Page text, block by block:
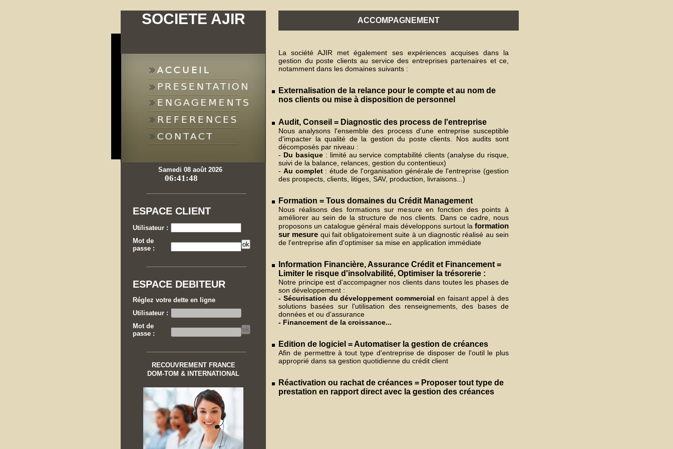
SOCIETE AJIR ACCOMPAGNEMENT
La société AJIR met également ses expériences acquises dans la
gestion du poste clients au service des entreprises partenaires et ce,
notamment dans les domaines suivants :
Externalisation de la relance pour le compte et au nom de
nos clients ou mise à disposition de personnel
Audit, Conseil = Diagnostic des process de l'entreprise
Nous analysons l'ensemble des process d'une entreprise susceptible
d'impacter la qualité de la gestion du poste clients. Nos audits sont
décomposés par niveau :
- Du basique: limité au service comptabilité clients (analyse du risque,
suivi de la balance, relances, gestion du contentieux)
- Au complet: étude de l'organisation générale de l'entreprise (gestion
des prospects, clients, litiges, SAV, production, livraisons...)
Formation = Tous domaines du Crédit Management
Nous réalisons des formations sur mesure en fonction des points à
améliorer au sein de la structure de nos clients. Dans ce cadre, nous
proposons un catalogue général mais développons surtout la formation
sur mesure qui fait obligatoirement suite à un diagnostic réalisé au sein
de l'entreprise afin d'optimiser sa mise en application immédiate
Information Financière, Assurance Crédit et Financement =
Limiter le risque d'insolvabilité, Optimiser la trésorerie :
Notre principe est d'accompagner nos clients dans toutes les phases de
son développement :
- Sécurisation du développement commercial en faisant appel à des
solutions basées sur l'utilisation des renseignements, des bases de
données et ou d'assurance
- Financement de la croissance...
Edition de logiciel = Automatiser la gestion de créances
Afin de permettre à tout type d'entreprise de disposer de l'outil le plus
approprié dans sa gestion quotidienne du crédit client
Réactivation ou rachat de créances = Proposer tout type de
prestation en rapport direct avec la gestion des créances
Samedi 08 août 2026
ESPACE CLIENT
Utilisateur :
Mot de
passe :
ESPACE DEBITEUR
Réglez votre dette en ligne
Utilisateur :
Mot de
passe :
RECOUVREMENT FRANCE
DOM-TOM & INTERNATIONAL